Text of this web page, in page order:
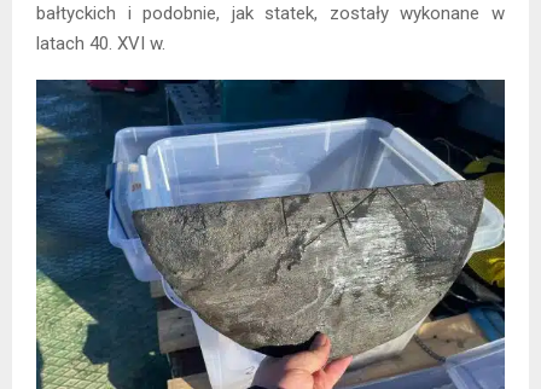
bałtyckich i podobnie, jak statek, zostały wykonane w
latach 40. XVI w.